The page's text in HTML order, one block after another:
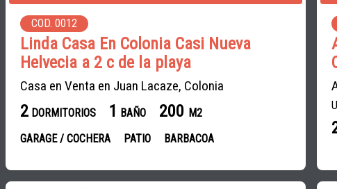
COD. 0012
Linda Casa En Colonia Casi Nueva
Helvecia a 2 c de la playa
Casa en Venta en Juan Lacaze, Colonia
2 DORMITORIOS 1 BAÑO 200 M2
GARAGE / COCHERA
PATIO BARBACOA